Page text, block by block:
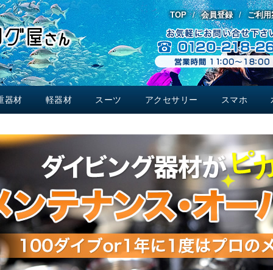
TOP 会員登録 ご利
器材 軽器材 スーツ アクセサリー スマホ